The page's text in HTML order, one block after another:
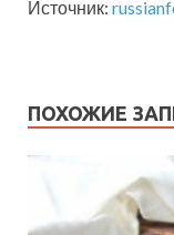
Источник:
ПОХОЖИЕ